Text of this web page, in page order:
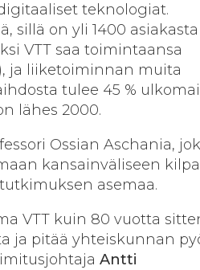
teknologiat.
sillä on yli 1400
VTT saa toimintaansa
ja liiketoiminnan muita
tulee 45 %
lähes 2000.
Ossian Aschania,
kansainväliseen
asemaa.
VTT kuin 80 vuotta
ja pitää yhteiskunnan
Antti